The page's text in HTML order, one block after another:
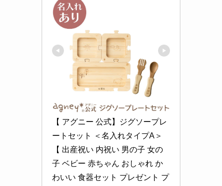
【 アグニー 公式】ジグソープレ
ートセット ＜名入れタイプA＞
【 出産祝い 内祝い 男の子 女の
子 ベビー 赤ちゃん おしゃれ か
わいい 食器セット プレゼント プ